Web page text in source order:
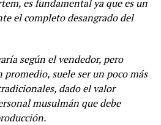
es fundamental ya que es un
el completo desangrado del
según el vendedor, pero
promedio, suele ser un poco más
dado el valor
musulmán que debe